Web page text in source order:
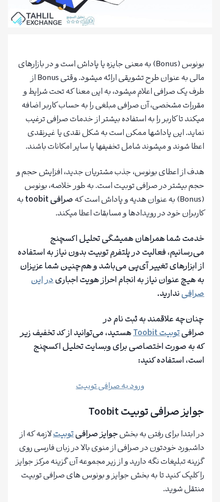
بونوس (Bonus) به معنی جایزه یا پاداش است و در بازارهای
مالی به عنوان طرح تشویقی ارائه میشود. وقتی Bonus از
طرف یک صرافی اعلام میشود، به این معنا که تحت شرایط و
مقررات مشخصی، آن صرافی مبلغی را به حساب کاربر اضافه
میکند تا کاربر را به استفاده بیشتر از خدمات صرافی ترغیب
نماید. این پاداشها ممکن است به شکل نقدی یا غیرنقدی
اعطا شوند و میشوند شامل تخفیفها یا سایر امکانات باشند.
هدف از اعطای بونوس، جذب مشتریان جدید، افزایش حجم و
حجم بیشتر در صرافی توبیت است. به طور خلاصه، بونوس
(Bonus) به عنوان هدیه و پاداش است که
صرافی toobit
به
کاربران خود در رویدادها و مسابقات اعطا میکند.
خدمت شما همراهان همیشگی تحلیل اکسچنج
می‌رسانیم، فعالیت در پلتفرم توبیت بدون نیاز به استفاده
از ابزارهای تغییر آی‌پی می‌باشد و هم‌چنین شما عزیزان
به هیچ عنوان نیاز به انجام احراز هویت اجباریدر این
صرافیندارید.
چنان‌چه علاقمند به ثبت نام در
صرافیتوبیتToobitهستید، می‌توانید از کد تخفیف زیر
که به صورت اختصاصی برای وبسایت تحلیل اکسچنج
است، استفاده کنید:
ورود به صرافی توبیت
جوایز صرافی توبیت Toobit
در ابتدا برای رفتن به بخشجوایز صرافیتوبیتلازمه که از
داشبورد خودتون در صرافی از منوی بالا در زبان فارسی روی
گزینه تبلیغات نگه دارید و از زیر مجموعه آن گزینه مرکز جوایز
را کلیک کنید تا به بخش جوایز و بونوس های صرافی توبیت
منتقل شوید.